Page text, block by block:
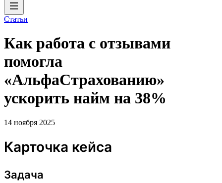
Статьи
Как работа с отзывами
помогла
«АльфаСтрахованию»
ускорить найм на 38%
14 ноября 2025
Карточка кейса
Задача